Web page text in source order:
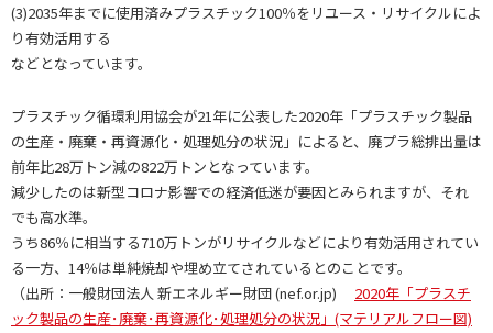
(3)2035年までに使用済みプラスチック100％をリユース・リサイクルによ
り有効活用する
などとなっています。
プラスチック循環利用協会が21年に公表した2020年「プラスチック製品
の生産・廃棄・再資源化・処理処分の状況」によると、廃プラ総排出量は
前年比28万トン減の822万トンとなっています。
減少したのは新型コロナ影響での経済低迷が要因とみられますが、それ
でも高水準。
うち86％に相当する710万トンがリサイクルなどにより有効活用されてい
る一方、14％は単純焼却や埋め立てされているとのことです。
（出所：一般財団法人 新エネルギー財団 (nef.or.jp) 2020年「プラスチ
ック製品の生産･廃棄･再資源化･処理処分の状況」(マテリアルフロー図)